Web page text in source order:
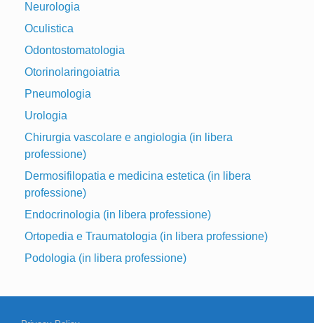
Neurologia
Oculistica
Odontostomatologia
Otorinolaringoiatria
Pneumologia
Urologia
Chirurgia vascolare e angiologia (in libera
professione)
Dermosifilopatia e medicina estetica (in libera
professione)
Endocrinologia (in libera professione)
Ortopedia e Traumatologia (in libera professione)
Podologia (in libera professione)